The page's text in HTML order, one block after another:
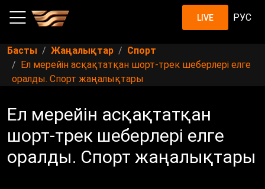
LIVE РУС
Басты Жаңалықтар
Спорт
Ел мерейін асқақтатқан шорт-трек шеберлері елге
оралды. Спорт жаңалықтары
Ел мерейін асқақтатқан
шорт-трек шеберлері елге
оралды. Спорт жаңалықтары